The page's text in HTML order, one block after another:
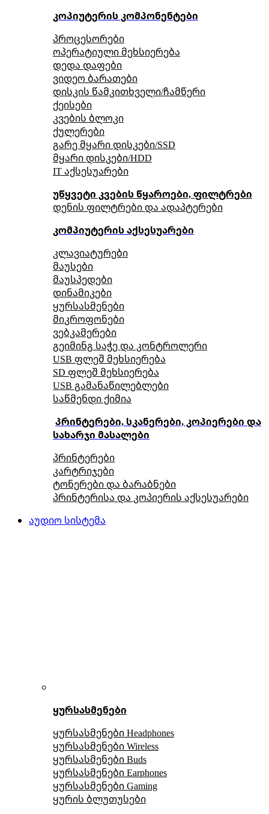
კოპიუტერის კომპონენტები
პროცესორები
ოპერატიული მეხსიერება
დედა დაფები
ვიდეო ბარათები
დისკის წამკითხველი/ჩამწერი
ქეისები
კვების ბლოკი
ქულერები
გარე მყარი დისკები/SSD
მყარი დისკები/HDD
IT აქსესუარები
უწყვეტი კვების წყაროები, ფილტრები
დენის ფილტრები და ადაპტერები
კომპიუტერის აქსესუარები
კლავიატურები
მაუსები
მაუსპედები
დინამიკები
ყურსასმენები
მიკროფონები
ვებკამერები
გეიმინგ საჭე და კონტროლერი
USB ფლეშ მეხსიერება
SD ფლეშ მეხსიერება
USB გამანაწილებლები
საწმენდი ქიმია
პრინტერები, სკანერები, კოპიერები და
სახარჯი მასალები
პრინტერები
კარტრიჯები
ტონერები და ბარაბნები
პრინტერისა და კოპიერის აქსესუარები
აუდიო სისტემა
ყურსასმენები
ყურსასმენები Headphones
ყურსასმენები Wireless
ყურსასმენები Buds
ყურსასმენები Earphones
ყურსასმენები Gaming
ყურის ბლუთუსები